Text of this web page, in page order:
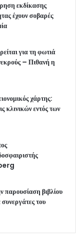
εκδίκασης
έχουν σοβαρές
για τη φωτιά
– Πιθανή η
χάρτης:
κλινικών εντός των
βιβλίου
συνεργάτες του